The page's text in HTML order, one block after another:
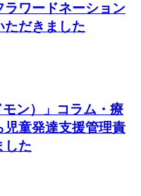
ワードネーション
ただきました
ン）」コラム・療
童発達支援管理責
した